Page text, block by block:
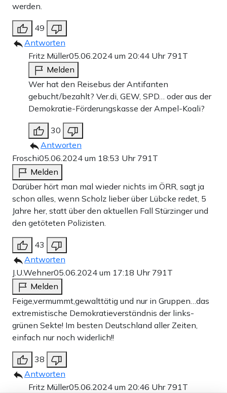
werden.
49
Antworten
Fritz Müller05.06.2024 um 20:44 Uhr 791T
Melden
Wer hat den Reisebus der Antifanten
gebucht/bezahlt? Ver.di, GEW, SPD… oder aus der
Demokratie-Förderungskasse der Ampel-Koali?
30
Antworten
Froschi05.06.2024 um 18:53 Uhr 791T
Melden
Darüber hört man mal wieder nichts im ÖRR, sagt ja
schon alles, wenn Scholz lieber über Lübcke redet, 5
Jahre her, statt über den aktuellen Fall Stürzinger und
den getöteten Polizisten.
43
Antworten
J.U.Wehner05.06.2024 um 17:18 Uhr 791T
Melden
Feige,vermummt,gewalttätig und nur in Gruppen…das
extremistische Demokratieverständnis der links-
grünen Sekte! Im besten Deutschland aller Zeiten,
einfach nur noch widerlich!!
38
Antworten
Fritz Müller05.06.2024 um 20:46 Uhr 791T